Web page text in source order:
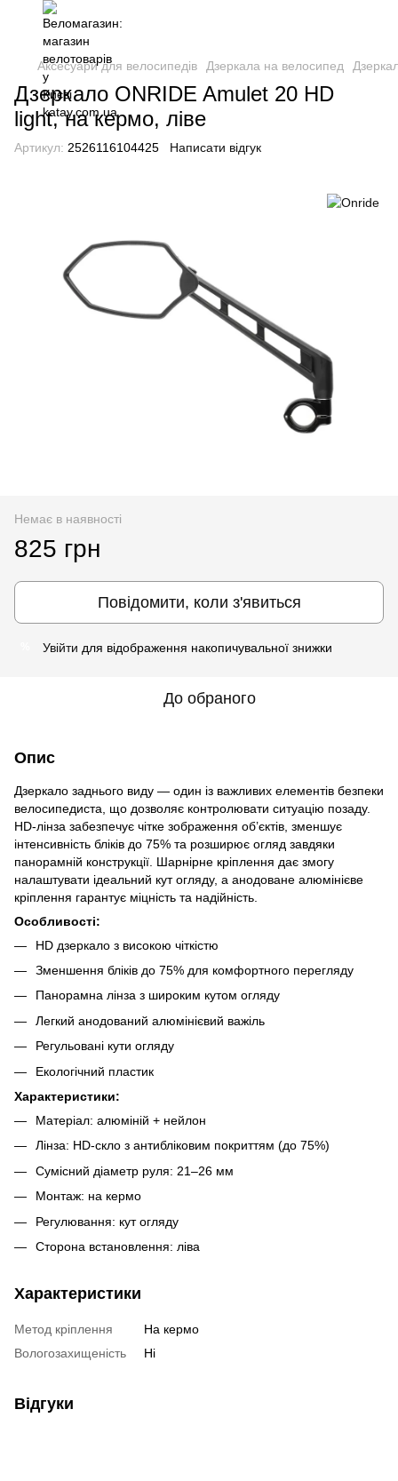
Аксесуари для велосипедів Дзеркала на велосипед
Дзеркало ONRIDE Amulet 20 HD
light, на кермо, ліве
Артикул: 2526116104425 Написати відгук
Немає в наявності
825 грн
Повідомити, коли з'явиться
Увійти для відображення накопичувальної знижки
До обраного
Опис
Дзеркало заднього виду — один із важливих елементів безпеки
велосипедиста, що дозволяє контролювати ситуацію позаду.
HD-лінза забезпечує чітке зображення об’єктів, зменшує
інтенсивність бліків до 75% та розширює огляд завдяки
панорамній конструкції. Шарнірне кріплення дає змогу
налаштувати ідеальний кут огляду, а анодоване алюмінієве
кріплення гарантує міцність та надійність.
Особливості:
HD дзеркало з високою чіткістю
Зменшення бліків до 75% для комфортного перегляду
Панорамна лінза з широким кутом огляду
Легкий анодований алюмінієвий важіль
Регульовані кути огляду
Екологічний пластик
Характеристики:
Матеріал: алюміній + нейлон
Лінза: HD-скло з антибліковим покриттям (до 75%)
Сумісний діаметр руля: 21–26 мм
Монтаж: на кермо
Регулювання: кут огляду
Сторона встановлення: ліва
Характеристики
Метод кріплення
На кермо
Вологозахищеність
Ні
Відгуки